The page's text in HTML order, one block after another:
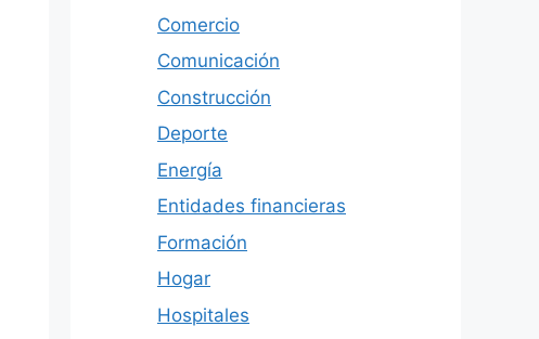
Comercio
Comunicación
Construcción
Deporte
Energía
Entidades financieras
Formación
Hogar
Hospitales